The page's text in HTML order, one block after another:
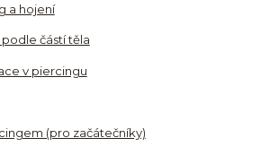
a hojení
částí těla
v piercingu
(pro začátečníky)